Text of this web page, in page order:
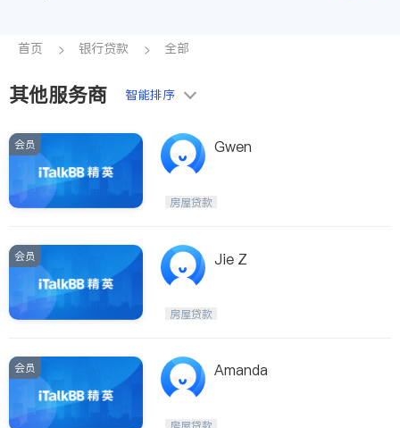
银行贷款
建筑装修
Scarborough
North York
Brampton
Kitchener
Newmarket
Stouffville
Waterloo
Guelph
Ajax
Oshawa
Niagara Falls
Pickering
Concord
Port Perry
King
首页 银行贷款 全部
其他服务商 智能排序
会员 Gwen
房屋贷款
会员 Jie Z
房屋贷款
会员 Amanda